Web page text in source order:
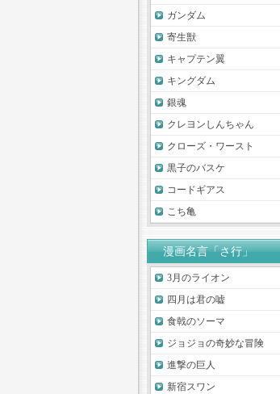
ガンダム
寄生獣
キャプテン翼
キングダム
銀魂
クレヨンしんちゃん
クローズ・ワースト
黒子のバスケ
コードギアス
こち亀
漫画名言「さ行」
3月のライオン
四月は君の嘘
食戟のソーマ
ジョジョの奇妙な冒険
進撃の巨人
新宿スワン